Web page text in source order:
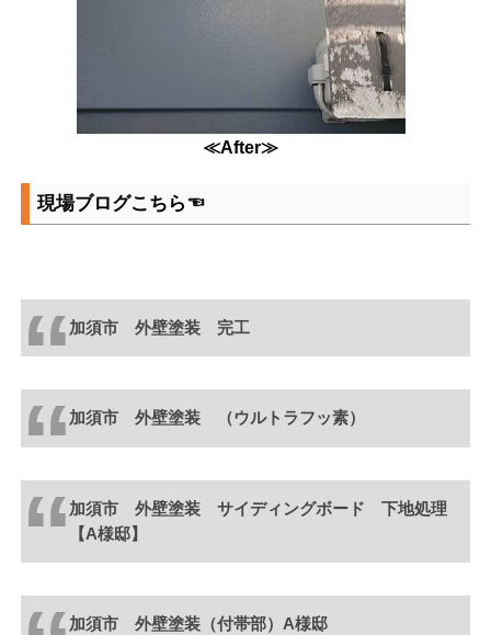
≪After≫
現場ブログこちら☜
加須市 外壁塗装 完工
加須市 外壁塗装 （ウルトラフッ素）
加須市 外壁塗装 サイディングボード 下地処理
【A様邸】
加須市 外壁塗装（付帯部）A様邸